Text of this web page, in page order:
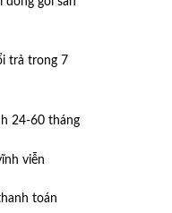
trả trong 7
24-60 tháng
viễn
toán